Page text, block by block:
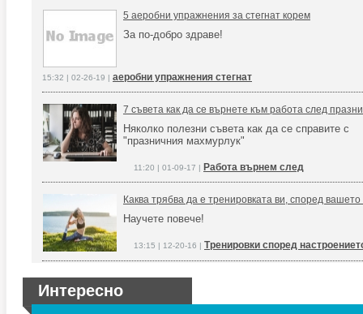
5 аеробни упражнения за стегнат корем
За по-добро здраве!
15:32 | 02-26-19 | аеробни упражнения стегнат
7 съвета как да се върнете към работа след
Няколко полезни съвета как да се справите с
"празничния махмурлук"
11:20 | 01-09-17 | Работа върнем след
Каква трябва да е тренировката ви, според
Научете повече!
13:15 | 12-20-16 | Тренировки според
Интересно